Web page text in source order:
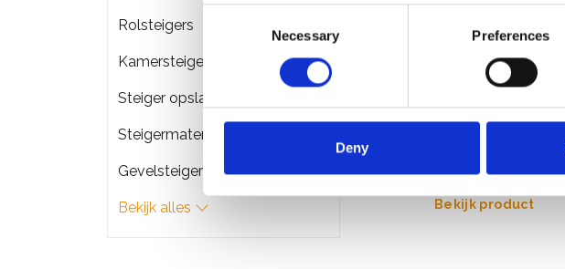
Necessary Preferences
Deny
Tuinsteiger wielset verstelbaar
€225,00
Bekijk product
Rolsteigers
Kamersteigers
Steiger opslag & transport
Steigermateriaal
Gevelsteigers
Bekijk alles